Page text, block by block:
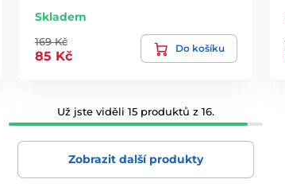
Skladem
169 Kč
85 Kč
Do košíku
Už jste viděli 15 produktů z 16.
Zobrazit další produkty